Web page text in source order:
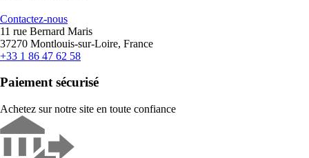
Contactez-nous
11 rue Bernard Maris
37270 Montlouis-sur-Loire, France
+33 1 86 47 62 58
Paiement sécurisé
Achetez sur notre site en toute confiance